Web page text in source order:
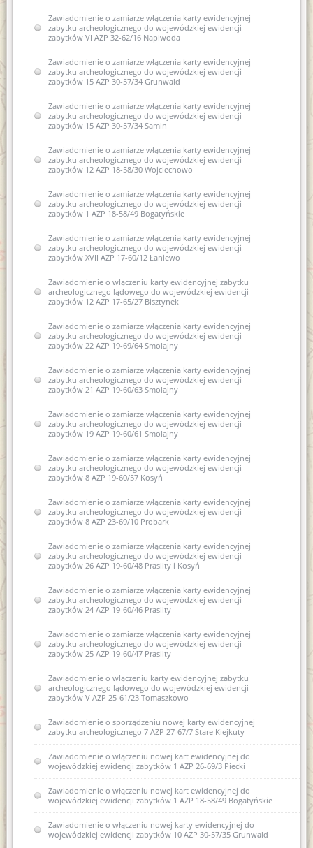
Zawiadomienie o zamiarze włączenia karty ewidencyjnej
zabytku archeologicznego do wojewódzkiej ewidencji
zabytków VI AZP 32-62/16 Napiwoda
Zawiadomienie o zamiarze włączenia karty ewidencyjnej
zabytku archeologicznego do wojewódzkiej ewidencji
zabytków 15 AZP 30-57/34 Grunwald
Zawiadomienie o zamiarze włączenia karty ewidencyjnej
zabytku archeologicznego do wojewódzkiej ewidencji
zabytków 15 AZP 30-57/34 Samin
Zawiadomienie o zamiarze włączenia karty ewidencyjnej
zabytku archeologicznego do wojewódzkiej ewidencji
zabytków 12 AZP 18-58/30 Wojciechowo
Zawiadomienie o zamiarze włączenia karty ewidencyjnej
zabytku archeologicznego do wojewódzkiej ewidencji
zabytków 1 AZP 18-58/49 Bogatyńskie
Zawiadomienie o zamiarze włączenia karty ewidencyjnej
zabytku archeologicznego do wojewódzkiej ewidencji
zabytków XVII AZP 17-60/12 Łaniewo
Zawiadomienie o włączeniu karty ewidencyjnej zabytku
archeologicznego lądowego do wojewódzkiej ewidencji
zabytków 12 AZP 17-65/27 Bisztynek
Zawiadomienie o zamiarze włączenia karty ewidencyjnej
zabytku archeologicznego do wojewódzkiej ewidencji
zabytków 22 AZP 19-69/64 Smolajny
Zawiadomienie o zamiarze włączenia karty ewidencyjnej
zabytku archeologicznego do wojewódzkiej ewidencji
zabytków 21 AZP 19-60/63 Smolajny
Zawiadomienie o zamiarze włączenia karty ewidencyjnej
zabytku archeologicznego do wojewódzkiej ewidencji
zabytków 19 AZP 19-60/61 Smolajny
Zawiadomienie o zamiarze włączenia karty ewidencyjnej
zabytku archeologicznego do wojewódzkiej ewidencji
zabytków 8 AZP 19-60/57 Kosyń
Zawiadomienie o zamiarze włączenia karty ewidencyjnej
zabytku archeologicznego do wojewódzkiej ewidencji
zabytków 8 AZP 23-69/10 Probark
Zawiadomienie o zamiarze włączenia karty ewidencyjnej
zabytku archeologicznego do wojewódzkiej ewidencji
zabytków 26 AZP 19-60/48 Praslity i Kosyń
Zawiadomienie o zamiarze włączenia karty ewidencyjnej
zabytku archeologicznego do wojewódzkiej ewidencji
zabytków 24 AZP 19-60/46 Praslity
Zawiadomienie o zamiarze włączenia karty ewidencyjnej
zabytku archeologicznego do wojewódzkiej ewidencji
zabytków 25 AZP 19-60/47 Praslity
Zawiadomienie o włączeniu karty ewidencyjnej zabytku
archeologicznego lądowego do wojewódzkiej ewidencji
zabytków V AZP 25-61/23 Tomaszkowo
Zawiadomienie o sporządzeniu nowej karty ewidencyjnej
zabytku archeologicznego 7 AZP 27-67/7 Stare Kiejkuty
Zawiadomienie o włączeniu nowej kart ewidencyjnej do
wojewódzkiej ewidencji zabytków 1 AZP 26-69/3 Piecki
Zawiadomienie o włączeniu nowej kart ewidencyjnej do
wojewódzkiej ewidencji zabytków 1 AZP 18-58/49 Bogatyńskie
Zawiadomienie o włączeniu nowej karty ewidencyjnej do
wojewódzkiej ewidencji zabytków 10 AZP 30-57/35 Grunwald